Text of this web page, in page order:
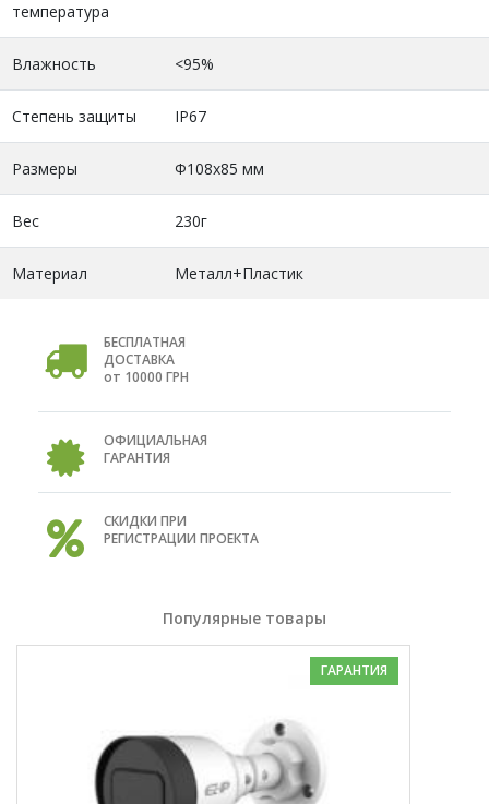
температура
Влажность <95%
Степень защиты IP67
Размеры Ф108х85 мм
Вес 230г
Материал Металл+Пластик
БЕСПЛАТНАЯ
ДОСТАВКА
от 10000 ГРН
ОФИЦИАЛЬНАЯ
ГАРАНТИЯ
СКИДКИ ПРИ
РЕГИСТРАЦИИ ПРОЕКТА
Популярные товары
ГАРАНТИЯ